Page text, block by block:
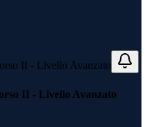
II - Livello Avanzato